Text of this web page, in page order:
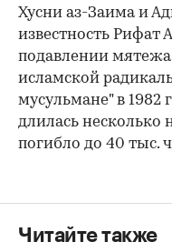
Хусни аз-Заима и
известность Рифат
подавлении мятежа
исламской
мусульмане" в 1982
длилась несколько
погибло до 40 тыс.
Читайте также